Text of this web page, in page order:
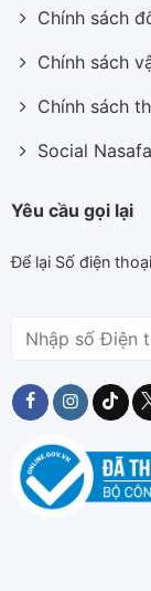
Chính sách
Chính sách
Chính sách
Social
Yêu cầu gọi lại
Để lại Số điện